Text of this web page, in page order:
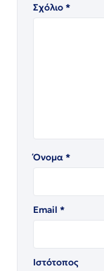
Σχόλιο*
Όνομα*
Email *
Ιστότοπος